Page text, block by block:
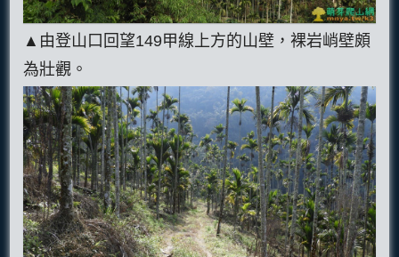
▲由登山口回望149甲線上方的山壁，裸岩峭壁頗
為壯觀。